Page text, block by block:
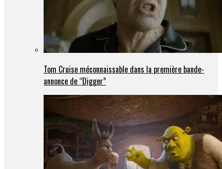
Tom Cruise méconnaissable dans la première bande-
annonce de “Digger”